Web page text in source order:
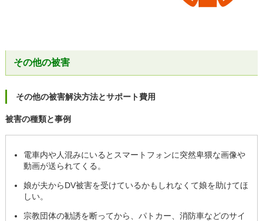
その他の被害
その他の被害解決方法とサポート費用
被害の種類と事例
電車内や人混みにいるとスマートフォンに突然卑猥な画像や
動画が送られてくる。
娘が夫からDV被害を受けているかもしれなくて娘を助けてほ
しい。
宗教団体の勧誘を断ってから、パトカー、消防車などのサイ